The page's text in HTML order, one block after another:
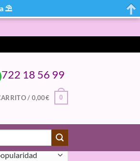
722 18 56 99
/ 0,00€ 0
⛱